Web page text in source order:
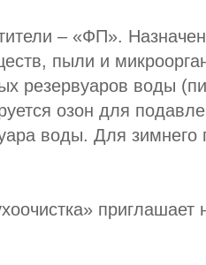
– «ФП».
пыли и
резервуаров воды
озон для
воды. Для зимнего
приглашает